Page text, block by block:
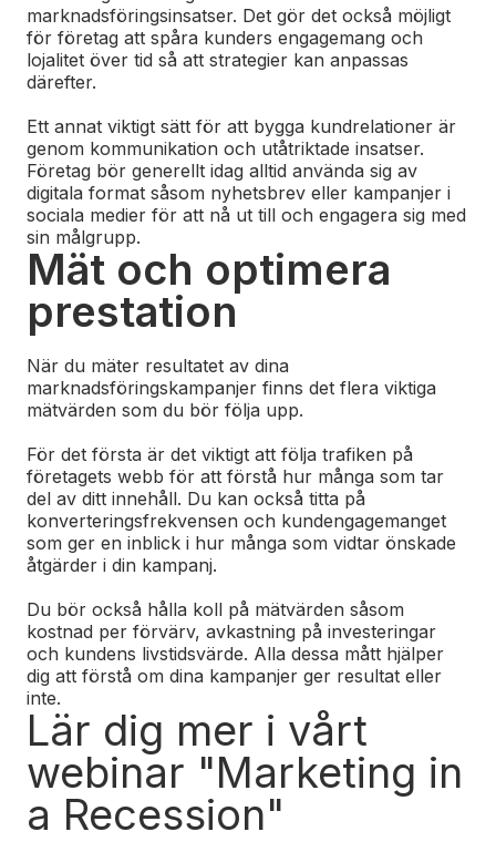
marknadsföringsinsatser. Det gör det också möjligt
för företag att spåra kunders engagemang och
lojalitet över tid så att strategier kan anpassas
därefter.
Ett annat viktigt sätt för att bygga kundrelationer är
genom kommunikation och utåtriktade insatser.
Företag bör generellt idag alltid använda sig av
digitala format såsom nyhetsbrev eller kampanjer i
sociala medier för att nå ut till och engagera sig med
sin målgrupp.
Mät och optimera
prestation
När du mäter resultatet av dina
marknadsföringskampanjer finns det flera viktiga
mätvärden som du bör följa upp.
För det första är det viktigt att följa trafiken på
företagets webb för att förstå hur många som tar
del av ditt innehåll. Du kan också titta på
konverteringsfrekvensen och kundengagemanget
som ger en inblick i hur många som vidtar önskade
åtgärder i din kampanj.
Du bör också hålla koll på mätvärden såsom
kostnad per förvärv, avkastning på investeringar
och kundens livstidsvärde. Alla dessa mått hjälper
dig att förstå om dina kampanjer ger resultat eller
inte.
Lär dig mer i vårt
webinar "Marketing in
a Recession"